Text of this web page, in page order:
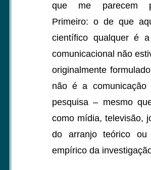
que me parecem
Primeiro: o de que
científico qualquer é
comunicacional não
originalmente
não é a
pesquisa – mesmo
como mídia, televisão,
do arranjo teórico ou
empírico da